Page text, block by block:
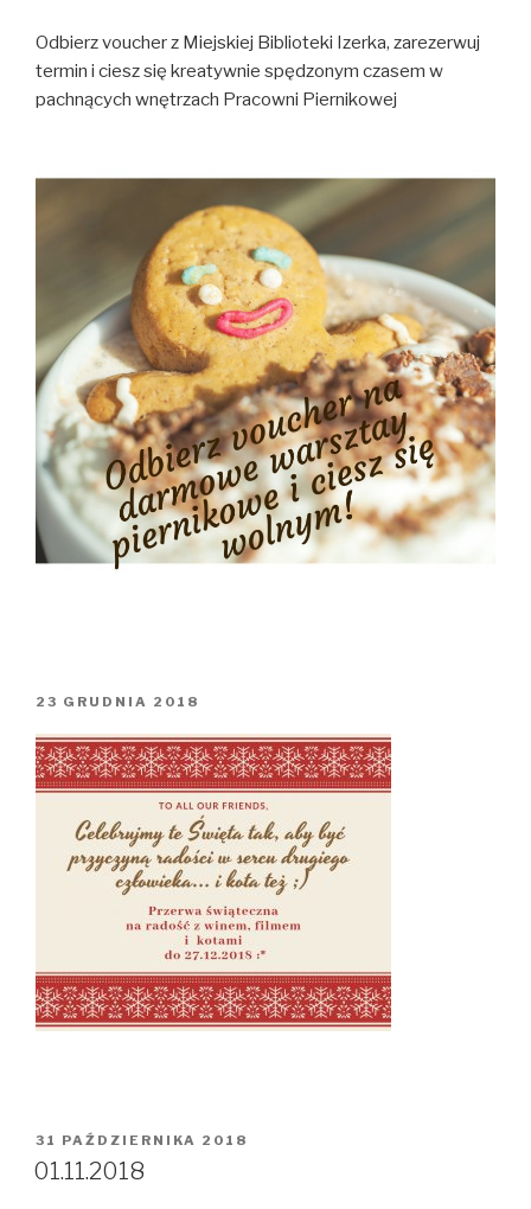
Odbierz voucher z Miejskiej Biblioteki Izerka, zarezerwuj
termin i ciesz się kreatywnie spędzonym czasem w
pachnących wnętrzach Pracowni Piernikowej
OPUBLIKOWANE
23 GRUDNIA 2018
OPUBLIKOWANE
W
31 PAŹDZIERNIKA 2018
01.11.2018